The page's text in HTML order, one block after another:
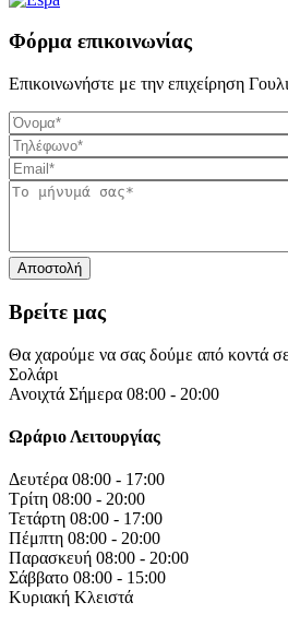
Φόρμα επικοινωνίας
Επικοινωνήστε με την επιχείρηση
Βρείτε μας
Θα χαρούμε να σας δούμε από κοντά
Σολάρι
Ανοιχτά Σήμερα 08:00 - 20:00
Ωράριο Λειτουργίας
Δευτέρα 08:00 - 17:00
Τρίτη 08:00 - 20:00
Τετάρτη 08:00 - 17:00
Πέμπτη 08:00 - 20:00
Παρασκευή 08:00 - 20:00
Σάββατο 08:00 - 15:00
Κυριακή Κλειστά